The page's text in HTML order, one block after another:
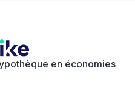
en économies